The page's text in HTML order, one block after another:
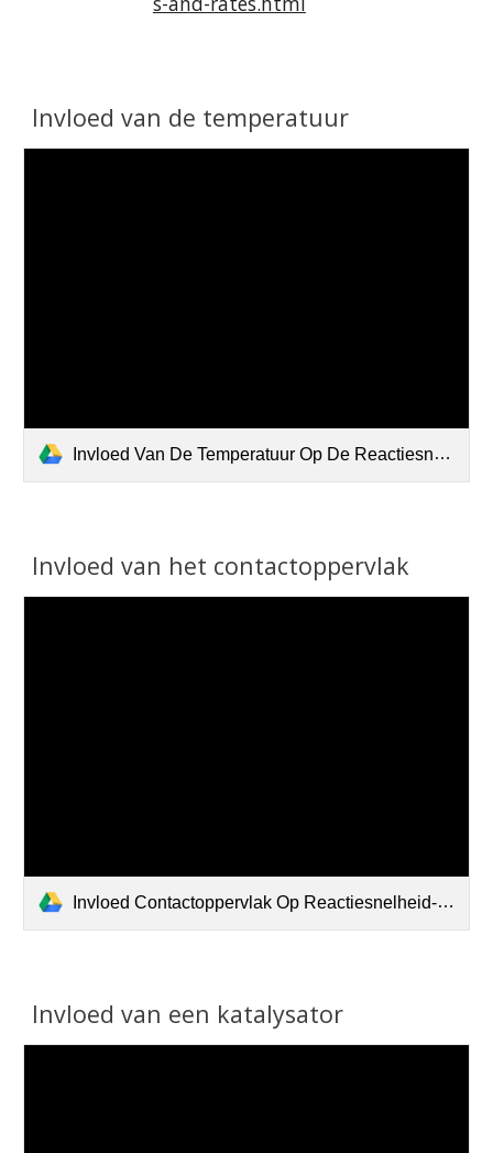
Invloed van de temperatuur
Invloed Van De Temperatuur Op De Reactiesnelheid-3.m4v
Invloed van het contactoppervlak
Invloed Contactoppervlak Op Reactiesnelheid-2.m4v
Invloed van een katalysator